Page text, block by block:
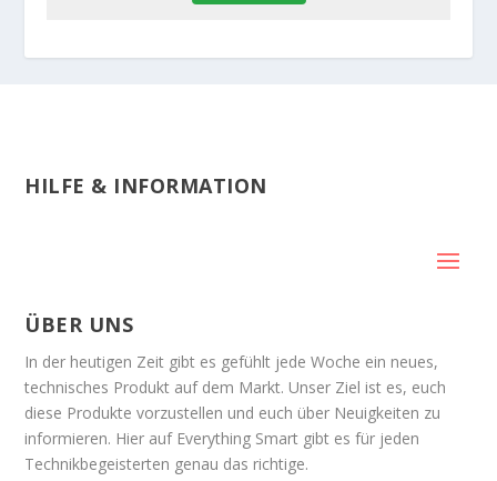
HILFE & INFORMATION
ÜBER UNS
In der heutigen Zeit gibt es gefühlt jede Woche ein neues,
technisches Produkt auf dem Markt. Unser Ziel ist es, euch
diese Produkte vorzustellen und euch über Neuigkeiten zu
informieren. Hier auf Everything Smart gibt es für jeden
Technikbegeisterten genau das richtige.